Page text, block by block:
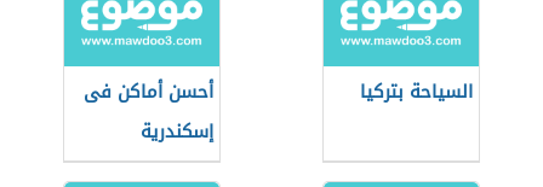
السياحة بتركيا
أحسن أماكن فى
إسكندرية